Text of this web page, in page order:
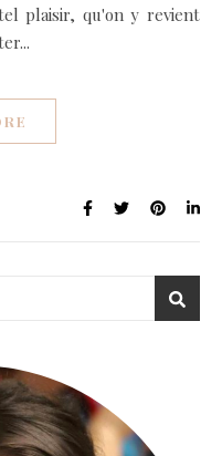
plaisir, qu'on y revient